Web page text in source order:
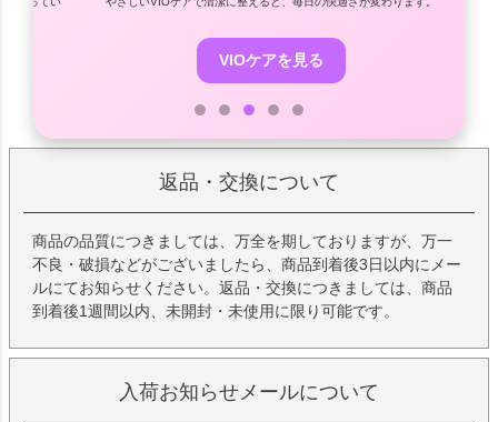
VIOケアを見る
返品・交換について
商品の品質につきましては、万全を期しておりますが、万一
不良・破損などがございましたら、商品到着後3日以内にメー
ルにてお知らせください。返品・交換につきましては、商品
到着後1週間以内、未開封・未使用に限り可能です。
入荷お知らせメールについて